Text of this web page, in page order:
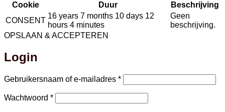
Cookie
Duur
Beschrijving
CONSENT
16 years 7 months 10 days 12
hours 4 minutes
Geen
beschrijving.
OPSLAAN & ACCEPTEREN
Login
Gebruikersnaam of e-mailadres *Vereist
Wachtwoord *Vereist